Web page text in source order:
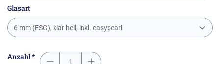
Glasart
6 mm (ESG), klar hell, inkl. easypearl
Anzahl *